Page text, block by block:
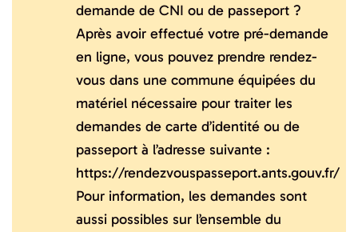
demande de CNI ou de passeport ?
Après avoir effectué votre pré-demande
en ligne, vous pouvez prendre rendez-
vous dans une commune équipées du
matériel nécessaire pour traiter les
demandes de carte d’identité ou de
passeport à l’adresse suivante :
https://rendezvouspasseport.ants.gouv.fr/
Pour information, les demandes sont
aussi possibles sur l’ensemble du